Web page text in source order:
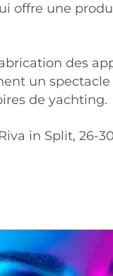
offre une
des
un
de yachting.
in Split, 26-